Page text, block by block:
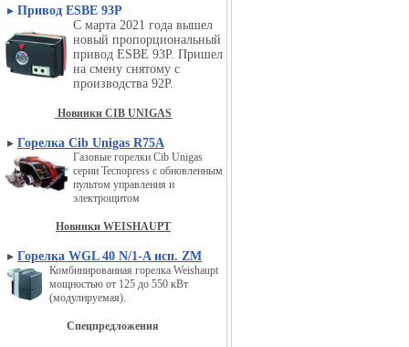
▸ Привод ESBE 93P
С марта 2021 года вышел
новый пропорциональный
привод ESBE 93P. Пришел
на смену снятому с
производства 92P.
Новинки CIB UNIGAS
▸ Горелка Cib Unigas R75A
Газовые горелки Cib Unigas
серии Tecnopress с обновленным
пультом управления и
электрощитом
Новинки WEISHAUPT
▸ Горелка WGL 40 N/1-A исп. ZM
Комбинированная горелка Weishaupt
мощностью от 125 до 550 кВт
(модулируемая).
Спецпредложения